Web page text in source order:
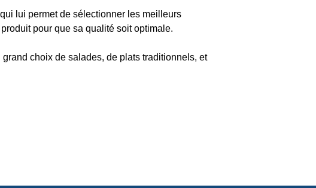
lui permet de sélectionner les meilleurs
pour que sa qualité soit optimale.
choix de salades, de plats traditionnels, et